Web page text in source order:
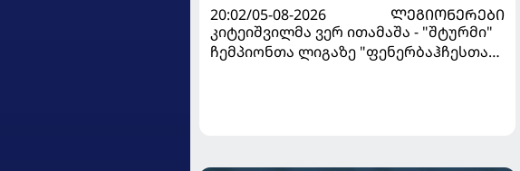
20:02/05-08-2026
ᲚᲔᲒᲘᲝᲜᲔᲠᲔᲑᲘ
კიტეიშვილმა ვერ ითამაშა - "შტურმი"
ჩემპიონთა ლიგაზე "ფენერბაჰჩესთან"